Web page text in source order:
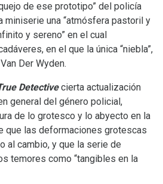
de ese prototipo” del policía
miniserie una “atmósfera pastoril y
y sereno” en el cual
en el que la única “niebla”,
Der Wyden.
Detectivecierta actualización
general del género policial,
de lo grotesco y lo abyecto en la
que las deformaciones grotescas
al cambio, y que la serie de
temores como “tangibles en la